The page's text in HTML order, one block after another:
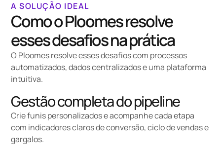
A SOLUÇÃO IDEAL
Como o Ploomes resolve
esses desafios na prática
O Ploomes resolve esses desafios com processos
automatizados, dados centralizados e uma plataforma
intuitiva.
Gestão completa do pipeline
Criefunis personalizadose acompanhe cada etapa
com indicadores claros de conversão, ciclo de vendas e
gargalos.